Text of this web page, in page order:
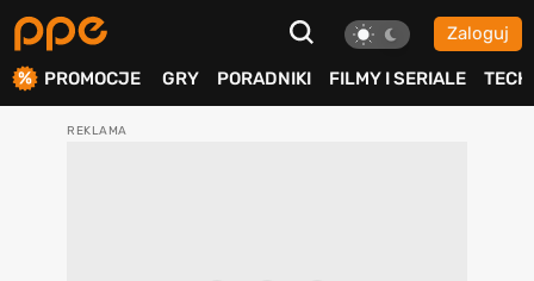
Zaloguj
PROMOCJE GRY PORADNIKI FILMY I SERIALE TECH